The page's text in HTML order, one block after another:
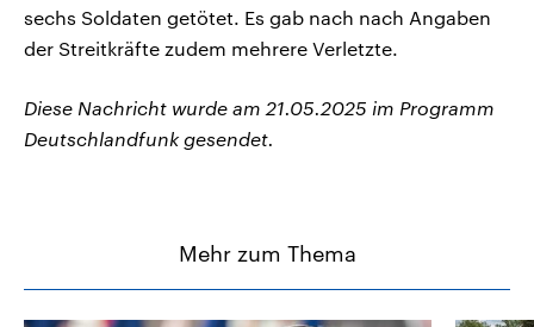
sechs Soldaten getötet. Es gab nach nach Angaben
der Streitkräfte zudem mehrere Verletzte.
Diese Nachricht wurde am 21.05.2025 im Programm
Deutschlandfunk gesendet.
Mehr zum Thema